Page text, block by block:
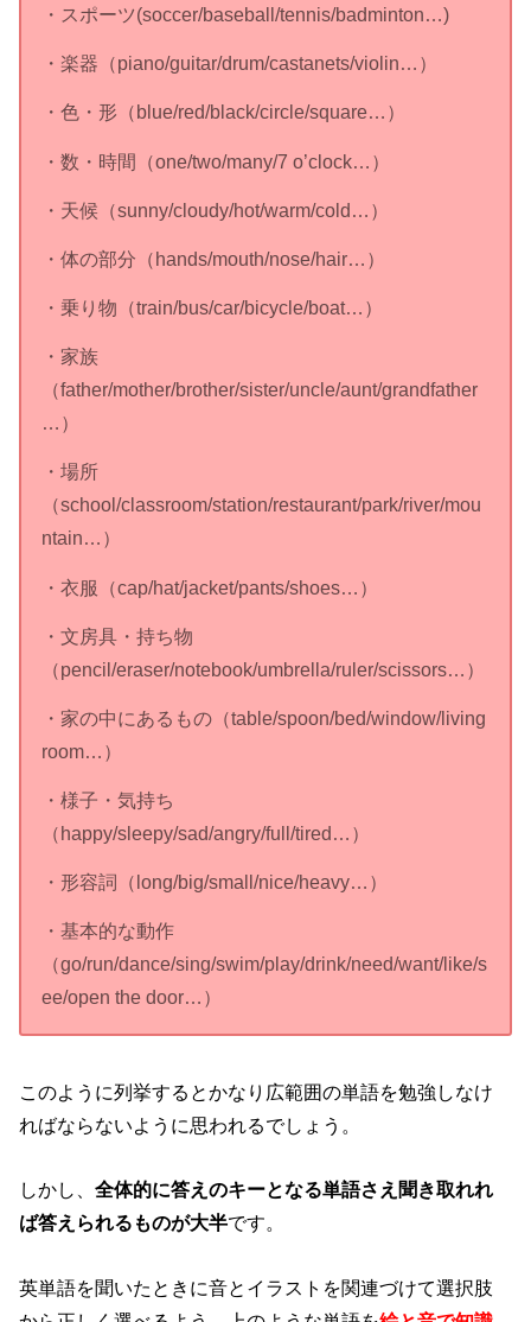
・スポーツ(soccer/baseball/tennis/badminton…)
・楽器（piano/guitar/drum/castanets/violin…）
・色・形（blue/red/black/circle/square…）
・数・時間（one/two/many/7 o’clock…）
・天候（sunny/cloudy/hot/warm/cold…）
・体の部分（hands/mouth/nose/hair…）
・乗り物（train/bus/car/bicycle/boat…）
・家族
（father/mother/brother/sister/uncle/aunt/grandfather
…）
・場所
（school/classroom/station/restaurant/park/river/mou
ntain…）
・衣服（cap/hat/jacket/pants/shoes…）
・文房具・持ち物
（pencil/eraser/notebook/umbrella/ruler/scissors…）
・家の中にあるもの（table/spoon/bed/window/living
room…）
・様子・気持ち
（happy/sleepy/sad/angry/full/tired…）
・形容詞（long/big/small/nice/heavy…）
・基本的な動作
（go/run/dance/sing/swim/play/drink/need/want/like/s
ee/open the door…）
このように列挙するとかなり広範囲の単語を勉強しなけ
ればならないように思われるでしょう。
しかし、全体的に答えのキーとなる単語さえ聞き取れれ
ば答えられるものが大半です。
英単語を聞いたときに音とイラストを関連づけて選択肢